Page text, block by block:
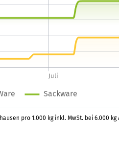
pro 1.000 kg inkl. MwSt. bei 6.000 kg